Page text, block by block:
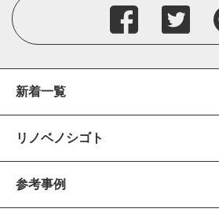
新着一覧
リノベノシゴト
参考事例